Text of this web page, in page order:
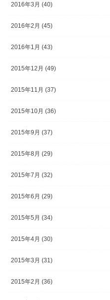
2016年3月 (40)
2016年2月 (45)
2016年1月 (43)
2015年12月 (49)
2015年11月 (37)
2015年10月 (36)
2015年9月 (37)
2015年8月 (29)
2015年7月 (32)
2015年6月 (29)
2015年5月 (34)
2015年4月 (30)
2015年3月 (31)
2015年2月 (36)